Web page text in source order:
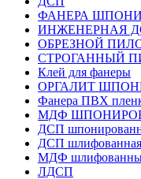
ФАНЕРА
ИНЖЕНЕРНАЯ
ОБРЕЗНОЙ
СТРОГАННЫЙ
Клей для фанеры
ОРГАЛИТ
Фанера ПВХ
МДФ
ДСП
ДСП шлифованная
МДФ
ЛДСП